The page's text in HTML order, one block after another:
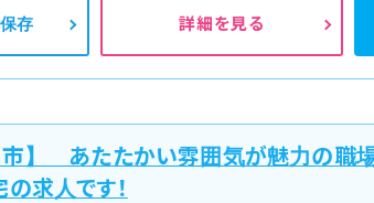
存 詳細を見る
市】 あたたかい雰囲気が魅力の職
求人です！